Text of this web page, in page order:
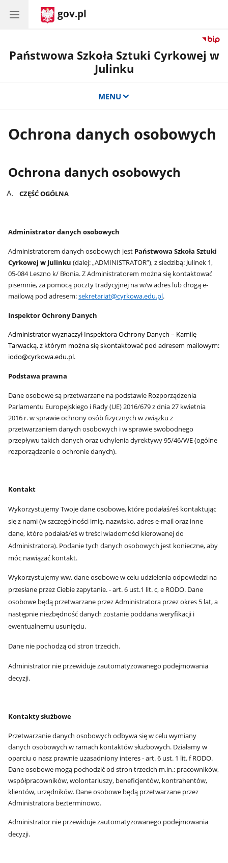
gov.pl
Państwowa Szkoła Sztuki Cyrkowej w
Julinku
MENU
Ochrona danych osobowych
Ochrona danych osobowych
CZĘŚĆ OGÓLNA
Administrator danych osobowych
Administratorem danych osobowych jest Państwowa Szkoła Sztuki
Cyrkowej w Julinku(dalej: „ADMINISTRATOR”), z siedzibą: Julinek 1,
05-084 Leszno k/ Błonia. Z Administratorem można się kontaktować
pisemnie, za pomocą poczty tradycyjnej na w/w adres lub drogą e-
mailową pod adresem:sekretariat@cyrkowa.edu.pl.
Inspektor Ochrony Danych
Administrator wyznaczył Inspektora Ochrony Danych – Kamilę
Tarwacką, z którym można się skontaktować pod adresem mailowym:
iodo@cyrkowa.edu.pl.
Podstawa prawna
Dane osobowe są przetwarzane na podstawie Rozporządzenia
Parlamentu Europejskiego i Rady (UE) 2016/679 z dnia 27 kwietnia
2016 r. w sprawie ochrony osób fizycznych w związku z
przetwarzaniem danych osobowych i w sprawie swobodnego
przepływu takich danych oraz uchylenia dyrektywy 95/46/WE (ogólne
rozporządzenie o ochronie danych).
Kontakt
Wykorzystujemy Twoje dane osobowe, które podałaś/eś kontaktując
się z nami (w szczególności imię, nazwisko, adres e-mail oraz inne
dane, które podałaś/eś w treści wiadomości kierowanej do
Administratora). Podanie tych danych osobowych jest konieczne, aby
móc nawiązać kontakt.
Wykorzystujemy ww. dane osobowe w celu udzielenia odpowiedzi na
przesłane przez Ciebie zapytanie. - art. 6 ust.1 lit. c, e RODO. Dane
osobowe będą przetwarzane przez Administratora przez okres 5 lat, a
następnie niezbędność danych zostanie poddana weryfikacji i
ewentualnemu usunięciu.
Dane nie pochodzą od stron trzecich.
Administrator nie przewiduje zautomatyzowanego podejmowania
decyzji.
Kontakty służbowe
Przetwarzanie danych osobowych odbywa sięw celu wymiany
danych osobowych w ramach kontaktów służbowych. Działamy w
oparciu o nasz prawnie uzasadniony interes - art. 6 ust. 1 lit. f RODO.
Dane osobowe mogą pochodzić od stron trzecich m.in.: pracowników,
współpracowników, wolontariuszy, beneficjentów, kontrahentów,
klientów, urzędników. Dane osobowe będą przetwarzane przez
Administratora bezterminowo.
Administrator nie przewiduje zautomatyzowanego podejmowania
decyzji.